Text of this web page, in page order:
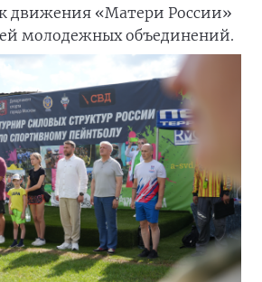
движения «Матери России»
молодежных объединений.